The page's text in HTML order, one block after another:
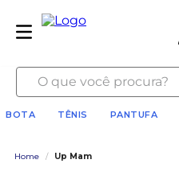
O que você procura?
BOTA TÊNIS PANTUFA
Home / Up Mam